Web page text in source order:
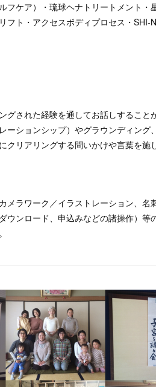
フケア）・琉球ヘナトリートメント・
フト・アクセスボディプロセス・SHI-
グされた経験を通してお話しすること
ーションシップ）やグラウンディング
リアリングする問いかけや言葉を施
メラワーク／イラストレーション、名
ウンロード、申込みなどの諸操作）等